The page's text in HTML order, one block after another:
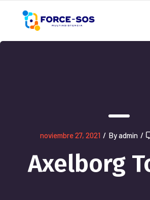
noviembre 27, 2021 / By admin /
Axelborg